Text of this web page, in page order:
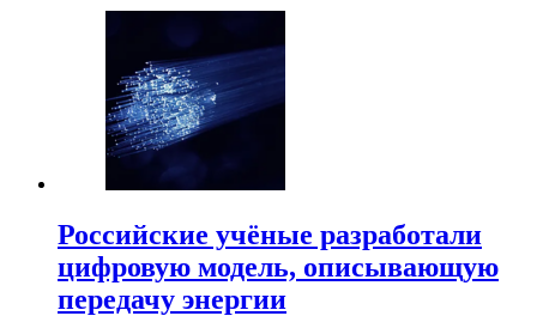
Российские учёные разработали
цифровую модель, описывающую
передачу энергии